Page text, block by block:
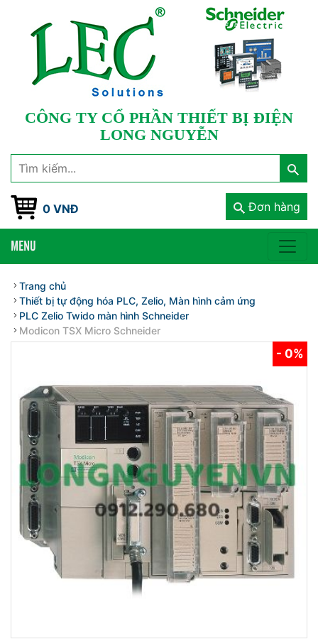
CÔNG TY CỔ PHẦN THIẾT BỊ ĐIỆN
LONG NGUYỄN
0 VNĐ Đơn hàng
MENU
Trang chủ
Thiết bị tự động hóa PLC, Zelio, Màn hình cảm ứng
PLC Zelio Twido màn hình Schneider
Modicon TSX Micro Schneider
- 0%